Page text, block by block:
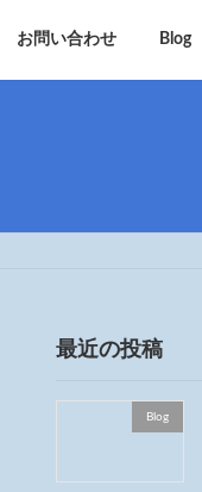
お問い合わせ Blog
最近の投稿
Blog